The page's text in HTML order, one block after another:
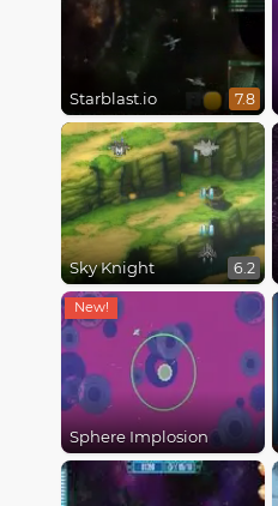
Starblast.io 7.8
Sky Knight 6.2
Sphere Implosion